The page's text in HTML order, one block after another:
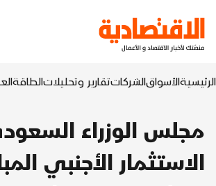
الرئيسيةالأسواقالشركاتتقارير وتحليلاتالطاقة
مجلس الوزراء
الاستثمار الأجنبي